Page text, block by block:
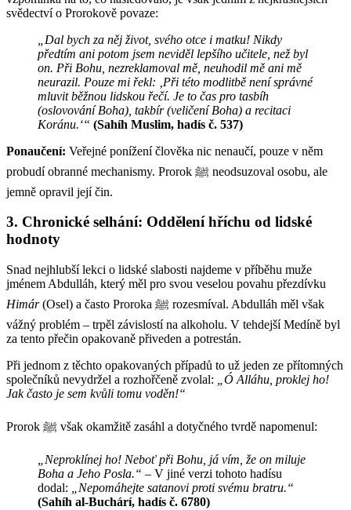
svědectví o Prorokově povaze:
„Dal bych za něj život, svého otce i matku! Nikdy
předtím ani potom jsem neviděl lepšího učitele, než byl
on. Při Bohu, nezreklamoval mě, neuhodil mě ani mě
neurazil. Pouze mi řekl: ‚Při této modlitbě není správné
mluvit běžnou lidskou řečí. Je to čas pro tasbíh
(oslovování Boha), takbír (veličení Boha) a recitaci
Koránu.‘“ (Sahíh Muslim, hadís č. 537)
Ponaučení: Veřejné ponížení člověka nic nenaučí, pouze v něm
probudí obranné mechanismy. Prorok ﷺ neodsuzoval osobu, ale
jemně opravil její čin.
3. Chronické selhání: Oddělení hříchu od lidské
hodnoty
Snad nejhlubší lekci o lidské slabosti najdeme v příběhu muže
jménem Abdulláh, který měl pro svou veselou povahu přezdívku
Himár(Osel) a často Proroka ﷺ rozesmíval. Abdulláh měl však
vážný problém – trpěl závislostí na alkoholu. V tehdejší Medíně byl
za tento přečin opakovaně přiveden a potrestán.
Při jednom z těchto opakovaných případů to už jeden ze přítomných
společníků nevydržel a rozhořčeně zvolal:
„Ó Alláhu, proklej ho!
Jak často je sem kvůli tomu voděn!“
Prorok ﷺ však okamžitě zasáhl a dotyčného tvrdě napomenul:
„Neproklínej ho! Neboť při Bohu, já vím, že on miluje
Boha a Jeho Posla.“ – V jiné verzi tohoto hadísu
dodal:
„Nepomáhejte satanovi proti svému bratru.“
(Sahíh al-Buchárí, hadís č. 6780)